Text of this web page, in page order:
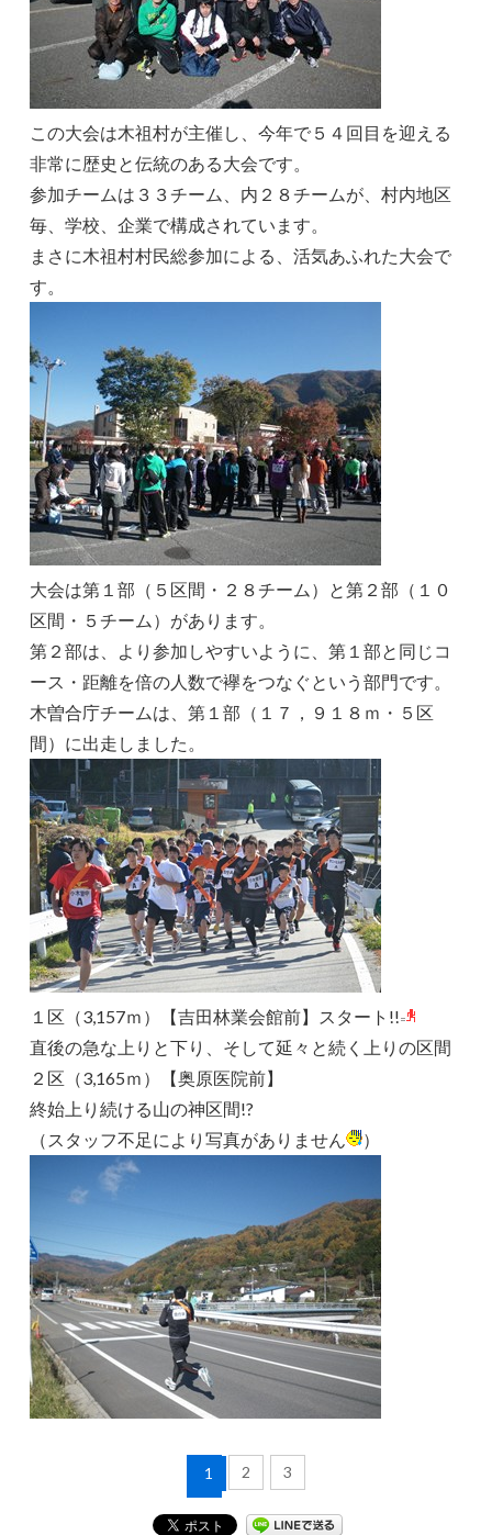
この大会は木祖村が主催し、今年で５４回目を迎える
非常に歴史と伝統のある大会です。
参加チームは３３チーム、内２８チームが、村内地区
毎、学校、企業で構成されています。
まさに木祖村村民総参加による、活気あふれた大会で
す。
大会は第１部（５区間・２８チーム）と第２部（１０
区間・５チーム）があります。
第２部は、より参加しやすいように、第１部と同じコ
ース・距離を倍の人数で襷をつなぐという部門です。
木曽合庁チームは、第１部（１７，９１８ｍ・５区
間）に出走しました。
１区（3,157ｍ）【吉田林業会館前】スタート!!
直後の急な上りと下り、そして延々と続く上りの区間
２区（3,165ｍ）【奥原医院前】
終始上り続ける山の神区間!?
（スタッフ不足により写真がありません
）
1 2 3